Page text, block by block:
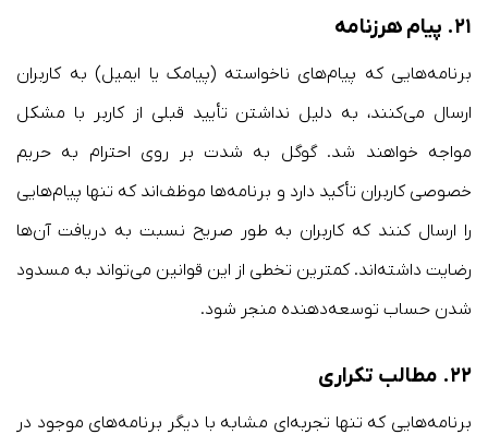
۲۱. پیام هرزنامه
برنامه‌هایی که پیام‌های ناخواسته (پیامک یا ایمیل) به کاربران
ارسال می‌کنند، به دلیل نداشتن تأیید قبلی از کاربر با مشکل
مواجه خواهند شد. گوگل به شدت بر روی احترام به حریم
خصوصی کاربران تأکید دارد و برنامه‌ها موظف‌اند که تنها پیام‌هایی
را ارسال کنند که کاربران به طور صریح نسبت به دریافت آن‌ها
رضایت داشته‌اند. کمترین تخطی از این قوانین می‌تواند به مسدود
شدن حساب توسعه‌دهنده منجر شود.
۲۲. مطالب تکراری
برنامه‌هایی که تنها تجربه‌ای مشابه با دیگر برنامه‌های موجود در